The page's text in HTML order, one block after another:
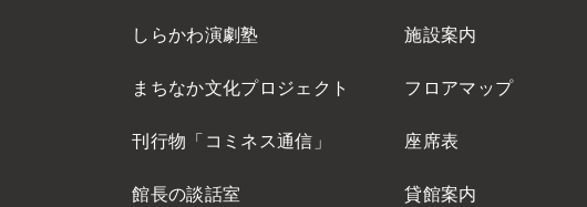
しらかわ演劇塾
まちなか文化プロジェクト
刊行物「コミネス通信」
館長の談話室
施設案内
フロアマップ
座席表
貸館案内